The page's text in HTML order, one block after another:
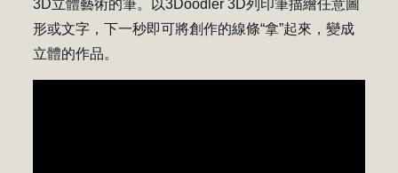
3D立體藝術的筆。以3Doodler 3D列印筆描繪任意圖
形或文字，下一秒即可將創作的線條“拿”起來，變成
立體的作品。